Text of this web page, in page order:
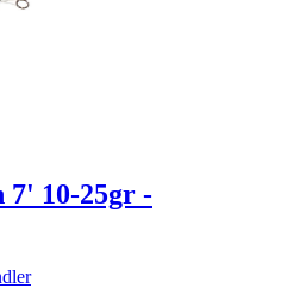
10-25gr -